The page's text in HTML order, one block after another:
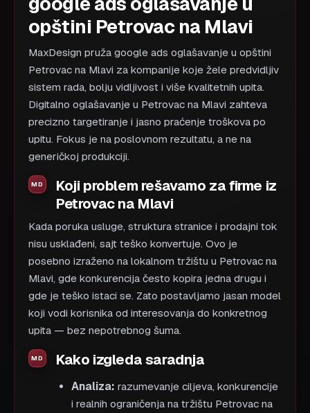
opštini Petrovac na Mlavi
MaxDesign pruža google ads oglašavanje u opštini
Petrovac na Mlavi za kompanije koje žele predvidljiv
sistem rada, bolju vidljivost i više kvalitetnih upita.
Digitalno oglašavanje u Petrovac na Mlavi zahteva
precizno targetiranje i jasno praćenje troškova po
upitu. Fokus je na poslovnom rezultatu, a ne na
generičkoj produkciji.
Koji problem rešavamo za firme iz
Petrovac na Mlavi
Kada poruka usluge, struktura stranice i prodajni tok
nisu usklađeni, sajt teško konvertuje. Ovo je
posebno izraženo na lokalnom tržištu u Petrovac na
Mlavi, gde konkurencija često kopira jedna drugu i
gde je teško istaci se. Zato postavljamo jasan model
koji vodi korisnika od interesovanja do konkretnog
upita — bez nepotrebnog šuma.
Kako izgleda saradnja
Analiza: razumevanje ciljeva, konkurencije
i realnih ograničenja na tržištu Petrovac na